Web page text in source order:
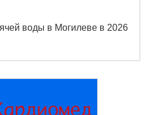
воды в Могилеве в 2026